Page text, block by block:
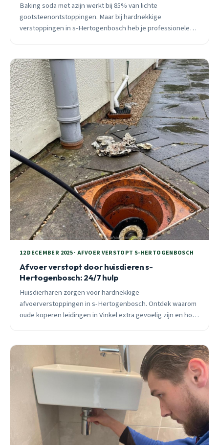
Baking soda met azijn werkt bij 85% van lichte
gootsteenontstoppingen. Maar bij hardnekkige
verstoppingen in s-Hertogenbosch heb je professionele
12 DECEMBER 2025 · AFVOER VERSTOPT S-HERTOGENBOSCH
Afvoer verstopt door huisdieren s-
Hertogenbosch: 24/7 hulp
Huisdierharen zorgen voor hardnekkige
afvoerverstoppingen in s-Hertogenbosch. Ontdek waarom
oude koperen leidingen in Vinkel extra gevoelig zijn en hoe